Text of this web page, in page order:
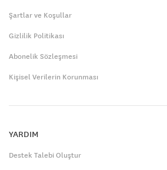
Şartlar ve Koşullar
Gizlilik Politikası
Abonelik Sözleşmesi
Kişisel Verilerin Korunması
YARDIM
Destek Talebi Oluştur